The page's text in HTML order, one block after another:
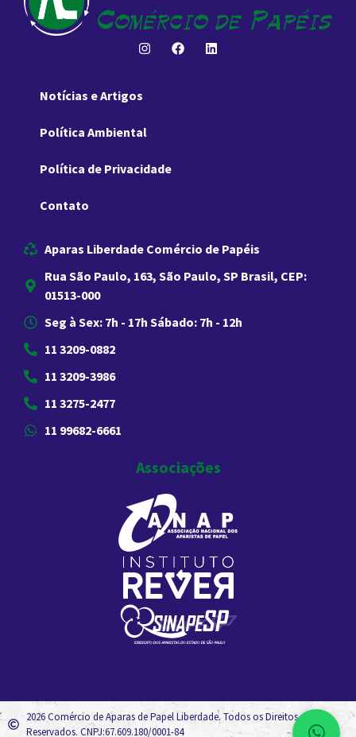
Notícias e Artigos
Política Ambiental
Política de Privacidade
Contato
Aparas Liberdade Comércio de Papéis
Rua São Paulo, 163, São Paulo, SP Brasil, CEP:
01513-000
Seg à Sex: 7h - 17h Sábado: 7h - 12h
11 3209-0882
11 3209-3986
11 3275-2477
11 99682-6661
Associações
2026 Comércio de Aparas de Papel Liberdade. Todos os Direitos
Reservados. CNPJ:67.609.180/0001-84